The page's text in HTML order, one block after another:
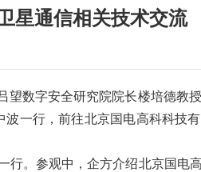
星通信相关技术交流
数字安全研究院院长楼培德教
波一行 ，前往北京国电高科科技
行。参观中，企方介绍北京国电